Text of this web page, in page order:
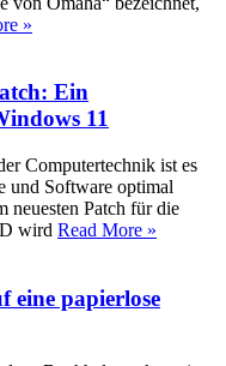
»
Ein
11
Computertechnik ist es
und Software optimal
neuesten Patch für die
wird Read More »
eine papierlose